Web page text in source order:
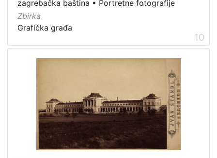
zagrebačka baština • Portretne fotografije
Zbirka
Grafička građa
10